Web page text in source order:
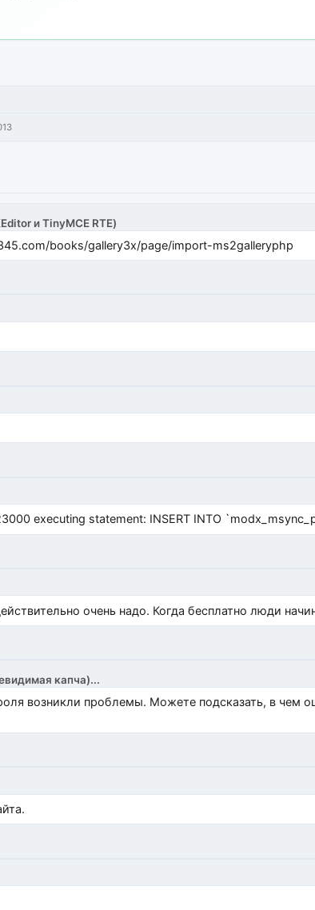
и TinyMCE RTE)
books/gallery3x/page/import-ms2galleryphp
executing statement: INSERT INTO
очень надо. Когда бесплатно люди
капча)...
возникли проблемы. Можете подсказать, в чем